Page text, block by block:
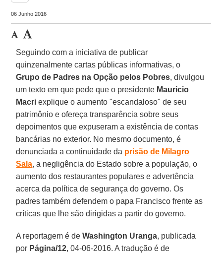
06 Junho 2016
Seguindo com a iniciativa de publicar
quinzenalmente cartas públicas informativas, o
Grupo de Padres na Opção pelos Pobres, divulgou
um texto em que pede que o presidente Mauricio
Macri explique o aumento "escandaloso" de seu
patrimônio e ofereça transparência sobre seus
depoimentos que expuseram a existência de contas
bancárias no exterior. No mesmo documento, é
denunciada a continuidade da prisão de Milagro
Sala, a negligência do Estado sobre a população, o
aumento dos restaurantes populares e advertência
acerca da política de segurança do governo. Os
padres também defendem o papa Francisco frente as
críticas que lhe são dirigidas a partir do governo.
A reportagem é deWashington Uranga, publicada
por Página/12, 04-06-2016. A tradução é de